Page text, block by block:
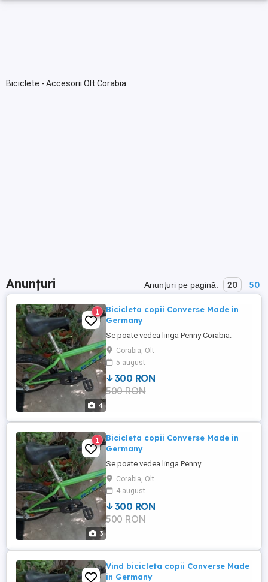
Biciclete - Accesorii Olt Corabia
Anunțuri Anunțuri pe pagină: 20 50
4
1
Bicicleta copii Converse Made in
Germany
Se poate vedea linga Penny Corabia.
Corabia, Olt
5 august
300 RON
500 RON
3
1
Bicicleta copii Converse Made in
Germany
Se poate vedea linga Penny.
Corabia, Olt
4 august
300 RON
500 RON
Vind bicicleta copii Converse Made
in Germany